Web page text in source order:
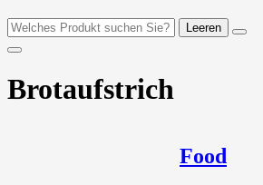
Leeren
Brotaufstrich
Food